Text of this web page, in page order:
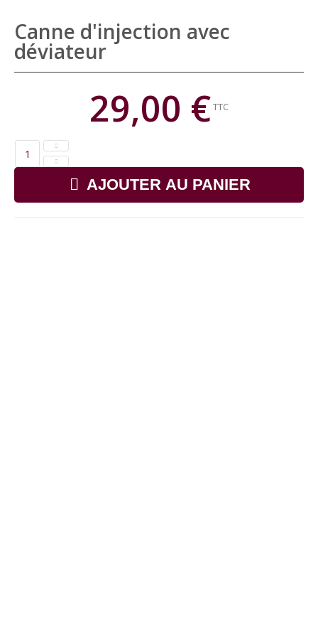
Canne d'injection avec
déviateur
29,00 €TTC
AJOUTER AU PANIER